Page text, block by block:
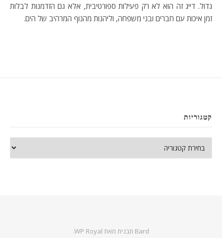
גדול. דייג זה הוא לא רק פעילות ספורטיבית, אלא גם הזדמנות לבלות
זמן איכות עם חברים ובני משפחה, וליהנות מהנוף המרהיב של הים.
קטגוריות
Bard תבנית מאת WP Royal
.